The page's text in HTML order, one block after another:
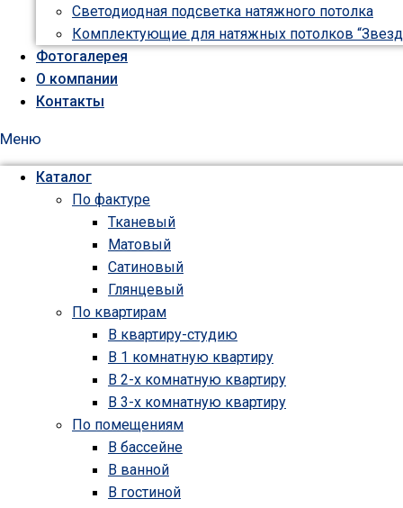
Светодиодная подсветка натяжного потолка
Комплектующие для натяжных потолков
Фотогалерея
О компании
Контакты
Меню
Каталог
По фактуре
Тканевый
Матовый
Сатиновый
Глянцевый
По квартирам
В квартиру-студию
В 1 комнатную квартиру
В 2-х комнатную квартиру
В 3-х комнатную квартиру
По помещениям
В бассейне
В ванной
В гостиной